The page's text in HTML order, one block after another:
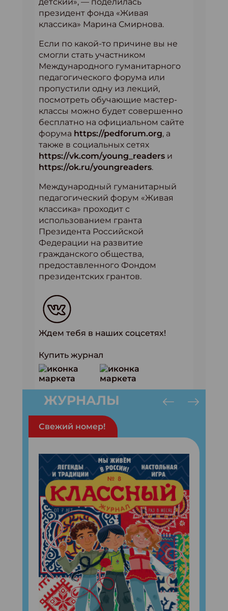
детский», — поделилась
президент фонда «Живая
классика» Марина Смирнова.
Если по какой-то причине вы не
смогли стать участником
Международного гуманитарного
педагогического форума или
пропустили одну из лекций,
посмотреть обучающие мастер-
классы можно будет совершенно
бесплатно на официальном сайте
форума https://pedforum.org, а
также в социальных сетях
https://vk.com/young_readers и
https://ok.ru/youngreaders.
Международный гуманитарный
педагогический форум «Живая
классика» проходит с
использованием гранта
Президента Российской
Федерации на развитие
гражданского общества,
предоставленного Фондом
президентских грантов.
Ждем тебя в наших соцсетях!
Купить журнал
ЖУРНАЛЫ
Свежий номер!